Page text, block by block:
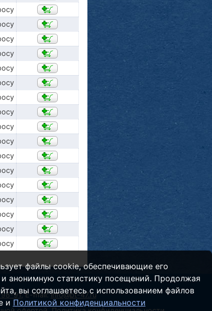
91,E-mail:info@pt-47.ru
файлы cookie, обеспечивающие его
анонимную статистику посещений. Продолжая
вы соглашаетесь с использованием файлов
и Политикой конфиденциальности